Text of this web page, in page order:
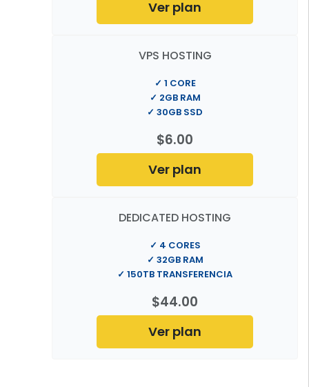
Ver plan
VPS HOSTING
$6.00
✓ 1 CORE
✓ 2GB RAM
✓ 30GB SSD
Ver plan
DEDICATED HOSTING
$44.00
✓ 4 CORES
✓ 32GB RAM
✓ 150TB TRANSFERENCIA
Ver plan